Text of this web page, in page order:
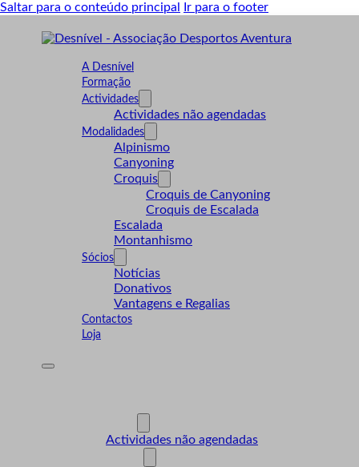
Saltar para o conteúdo principal Ir para o footer
A Desnível
Formação
Actividades
Actividades não agendadas
Modalidades
Alpinismo
Canyoning
Croquis
Croquis de Canyoning
Croquis de Escalada
Escalada
Montanhismo
Sócios
Notícias
Donativos
Vantagens e Regalias
Contactos
Loja
Actividades não agendadas